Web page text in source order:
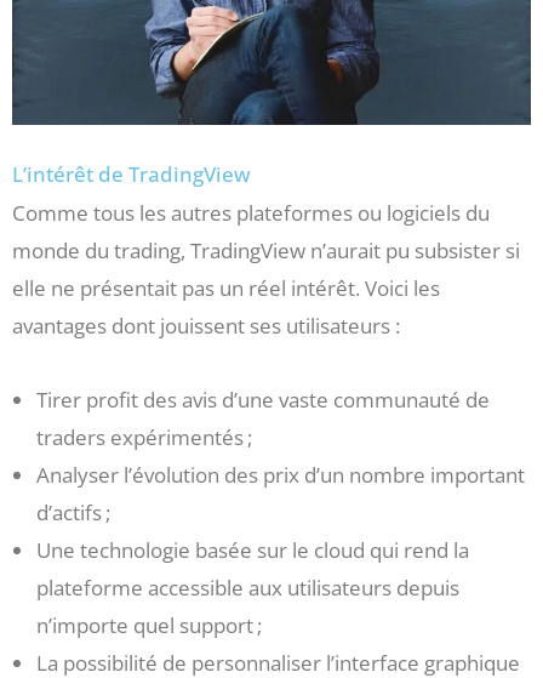
L’intérêt de TradingView
Comme tous les autres plateformes ou logiciels du
monde du trading, TradingView n’aurait pu subsister si
elle ne présentait pas un réel intérêt. Voici les
avantages dont jouissent ses utilisateurs :
Tirer profit des avis d’une vaste communauté de
traders expérimentés ;
Analyser l’évolution des prix d’un nombre important
d’actifs ;
Une technologie basée sur le cloud qui rend la
plateforme accessible aux utilisateurs depuis
n’importe quel support ;
La possibilité de personnaliser l’interface graphique